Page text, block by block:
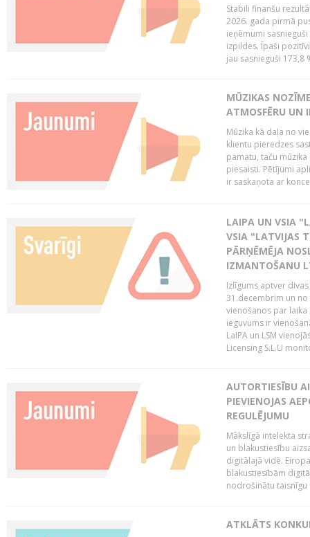
Stabili finanšu
2026. gada pirmā
ieņēmumi
izpildes. Īpaši
jau sasnieguši 173,8
MŪZIKAS
ATMOSFĒRU UN
Mūzika kā daļa no
klientu pieredzes
pamatu, taču
piesaisti. Pētījumi
ir saskaņota ar
LAIPA UN VSIA
VSIA "LATVIJAS
PĀRŅĒMĒJA
IZMANTOŠANU
Izlīgums aptver
31.decembrim un no
vienošanos par
ieguvums ir
LaIPA un LSM
Licensing S.L.U
AUTORTIESĪBU
PIEVIENOJAS
REGULĒJUMU
Mākslīgā intelekta
un blakustiesību
digitālajā vidē.
blakustiesībām
nodrošinātu taisnīgu
ATKLĀTS